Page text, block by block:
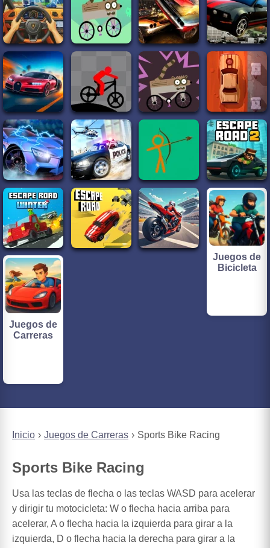
Inicio Juegos de Carreras Sports Bike Racing
Sports Bike Racing
Usa las teclas de flecha o las teclas WASD para acelerar
y dirigir tu motocicleta: W o flecha hacia arriba para
acelerar, A o flecha hacia la izquierda para girar a la
izquierda, D o flecha hacia la derecha para girar a la
Juegos de
Bicicleta
Juegos de
Carreras